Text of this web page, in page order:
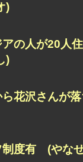
)
の人が20人
)
花沢さんが
制度有 (やな